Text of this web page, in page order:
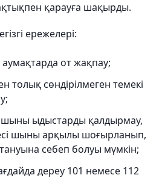
қарауға шақырды.
ережелері:
от жақпау;
толық сөндірілмеген темекі
шыны ыдыстарды қалдырмау,
шыны арқылы шоғырланып,
себеп болуы мүмкін;
дереу 101 немесе 112